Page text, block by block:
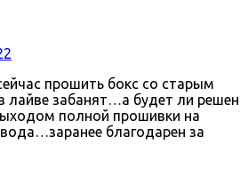
прошить бокс со старым
забанят…а будет ли решен
полной прошивки на
благодарен за